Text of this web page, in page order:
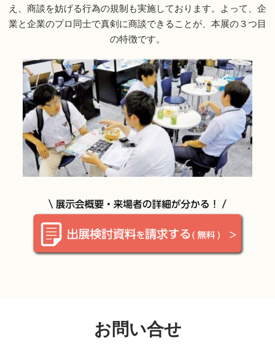
え、商談を妨げる行為の規制も実施しております。よって、企
業と企業のプロ同士で真剣に商談できることが、本展の３つ目
の特徴です。
お問い合せ